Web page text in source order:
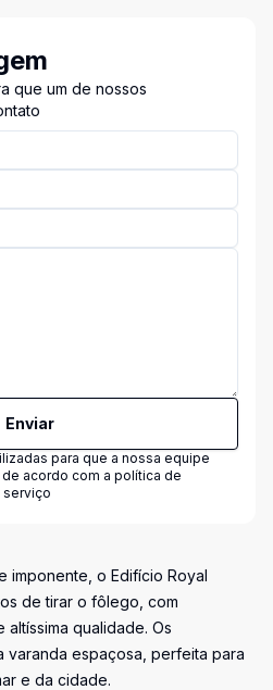
que um de nossos
Enviar
para que a nossa equipe
acordo com a política de
serviço
imponente, o Edifício Royal
de tirar o fôlego, com
altíssima qualidade. Os
varanda espaçosa, perfeita para
e da cidade.